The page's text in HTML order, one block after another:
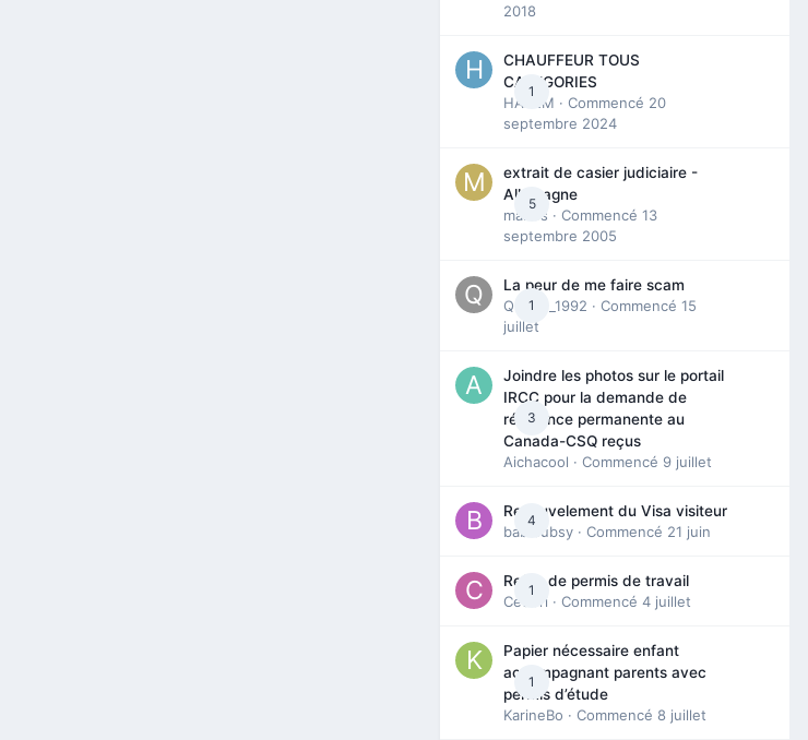
2018
1
CHAUFFEUR TOUS
CATEGORIES
HAZEM · Commencé 20
septembre 2024
5
extrait de casier judiciaire -
Allemagne
maries · Commencé 13
septembre 2005
1
La peur de me faire scam
Queen_1992 · Commencé 15
juillet
3
Joindre les photos sur le portail
IRCC pour la demande de
résidence permanente au
Canada-CSQ reçus
Aichacool · Commencé 9 juillet
4
Renouvelement du Visa visiteur
babibubsy · Commencé 21 juin
1
Refus de permis de travail
Cedbri · Commencé 4 juillet
1
Papier nécessaire enfant
accompagnant parents avec
permis d’étude
KarineBo · Commencé 8 juillet